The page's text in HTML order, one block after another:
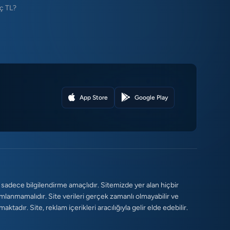
TL?
App Store Google Play
bilgilendirme amaçlıdır. Sitemizde yer alan hiçbir
Site verileri gerçek zamanlı olmayabilir ve
Site, reklam içerikleri aracılığıyla gelir elde edebilir.